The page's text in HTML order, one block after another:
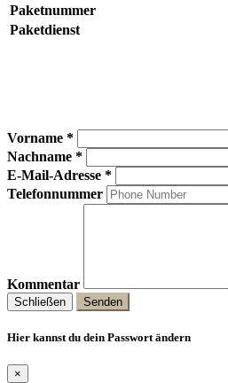
Paketnummer
Paketdienst
Vorname *
Nachname *
E-Mail-Adresse *
Telefonnummer
Kommentar
Schließen Senden
Hier kannst du dein Passwort ändern
×